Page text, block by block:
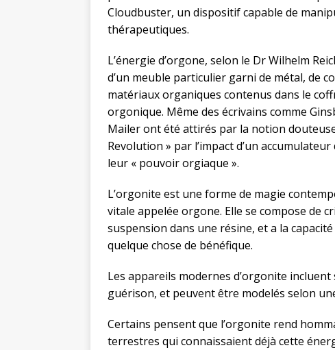
Cloudbuster, un dispositif capable de
thérapeutiques.
L’énergie d’orgone, selon le Dr Wilhelm
d’un meuble particulier garni de métal, de
matériaux organiques contenus dans le
orgonique. Même des écrivains comme
Mailer ont été attirés par la notion
Revolution » par l’impact d’un
leur « pouvoir orgiaque ».
L’orgonite est une forme de magie
vitale appelée orgone. Elle se compose de
suspension dans une résine, et a la
quelque chose de bénéfique.
Les appareils modernes d’orgonite
guérison, et peuvent être modelés selon
Certains pensent que l’orgonite rend
terrestres qui connaissaient déjà cette